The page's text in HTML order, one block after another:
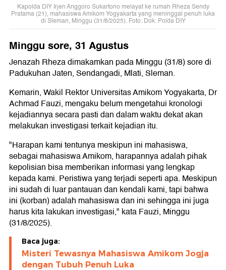
Kapolda DIY Irjen Anggoro Sukartono melayat ke rumah Rheza Sendy
Pratama (21), mahasiswa Amikom Yogyakarta yang meninggal penuh luka
di Sleman, Minggu (31/8/2025). Foto: Dok. Polda DIY
Minggu sore, 31 Agustus
Jenazah Rheza dimakamkan pada Minggu (31/8) sore di
Padukuhan Jaten, Sendangadi, Mlati, Sleman.
Kemarin, Wakil Rektor Universitas Amikom Yogyakarta, Dr
Achmad Fauzi, mengaku belum mengetahui kronologi
kejadiannya secara pasti dan dalam waktu dekat akan
melakukan investigasi terkait kejadian itu.
"Harapan kami tentunya meskipun ini mahasiswa,
sebagai mahasiswa Amikom, harapannya adalah pihak
kepolisian bisa memberikan informasi yang lengkap
kepada kami. Peristiwa yang terjadi seperti apa. Meskipun
ini sudah di luar pantauan dan kendali kami, tapi bahwa
ini (korban) adalah mahasiswa dan ini sehingga ini juga
harus kita lakukan investigasi," kata Fauzi, Minggu
(31/8/2025).
Baca juga:
Misteri Tewasnya Mahasiswa Amikom Jogja
dengan Tubuh Penuh Luka